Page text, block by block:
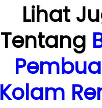
Lihat
Tentang
Kolam